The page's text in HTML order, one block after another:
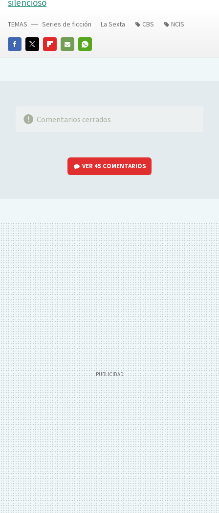
FACEBOOKTWITTERFLIPBOARD
E-
WHATSAPP
TEMAS Series de ficción La Sexta CBS NCIS
Comentarios cerrados
VER 45 COMENTARIOS